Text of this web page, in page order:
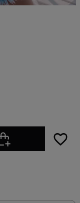
favorite_border